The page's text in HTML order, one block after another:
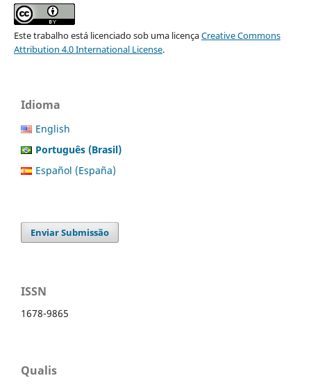
Este trabalho está licenciado sob uma licençaCreative Commons
Attribution 4.0 International License.
Idioma
English
Português (Brasil)
Español (España)
Enviar Submissão
ISSN
1678-9865
Qualis